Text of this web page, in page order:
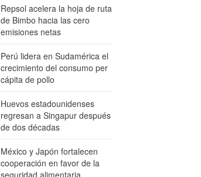
Repsol acelera la hoja de ruta
de Bimbo hacia las cero
emisiones netas
Perú lidera en Sudamérica el
crecimiento del consumo per
cápita de pollo
Huevos estadounidenses
regresan a Singapur después
de dos décadas
México y Japón fortalecen
cooperación en favor de la
seguridad alimentaria